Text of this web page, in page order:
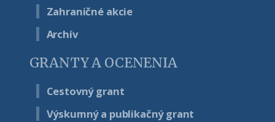
Zahraničné akcie
Archív
GRANTY A OCENENIA
Cestovný grant
Výskumný a publikačný grant